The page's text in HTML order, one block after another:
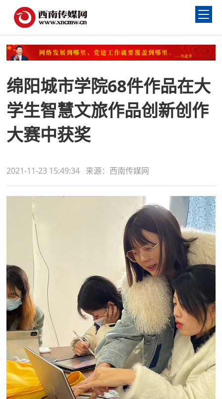
绵阳城市学院68件作品在大
学生智慧文旅作品创新创作
大赛中获奖
2021-11-23 15:49:34 来源：西南传媒网